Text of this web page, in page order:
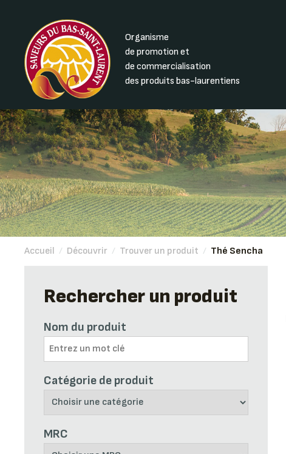
Organisme
de promotion et
de commercialisation
des produits bas-laurentiens
Accueil / Découvrir / Trouver un produit / Thé Sencha
Rechercher un produit
Nom du produit
Catégorie de produit
MRC